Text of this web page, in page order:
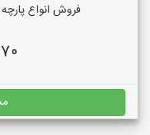
فروش انواع